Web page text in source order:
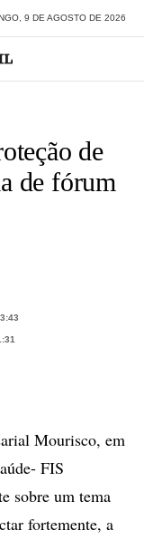
9 DE AGOSTO DE 2026
de
de fórum
Mourisco, em
FIS
sobre um tema
fortemente, a